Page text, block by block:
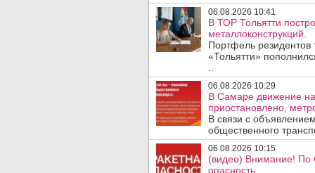
06.08.2026 10:41
В ТОР Тольятти
металлоконструкций.
Портфель
«Тольятти»
06.08.2026 10:29
В Самаре движение
приостановлено,
В связи с
общественного
06.08.2026 10:15
(видео) Внимание! По
опасность.